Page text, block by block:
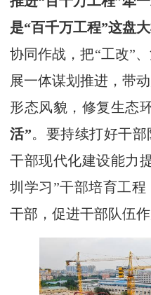
是“百千万工程”这盘
协同作战，把“工改”
展一体谋划推进，带
形态风貌，修复生态
活”。要持续打好干
干部现代化建设能力
圳学习”干部培育工
干部，促进干部队伍